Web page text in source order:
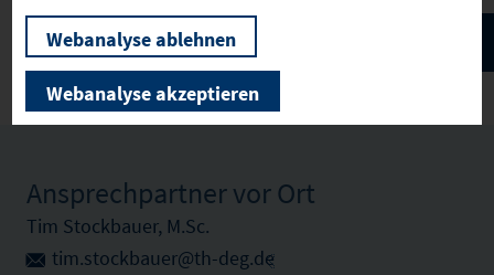
Ansprechpartner vor Ort
Tim Stockbauer, M.Sc.
tim.stockbauer@th-deg.de
Webanalyse ablehnen
Webanalyse akzeptieren